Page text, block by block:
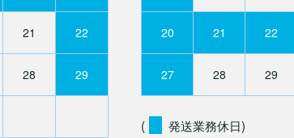
21 22
28 29
20 21 22
27 28 29
( 発送業務休日)